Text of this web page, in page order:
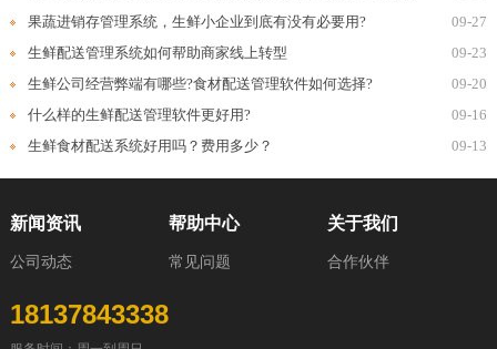
09-27
果蔬进销存管理系统，生鲜小企业到底有没有必要用?
09-23
生鲜配送管理系统如何帮助商家线上转型
09-20
生鲜公司经营弊端有哪些?食材配送管理软件如何选择?
09-16
什么样的生鲜配送管理软件更好用?
09-13
生鲜食材配送系统好用吗？费用多少？
新闻资讯
公司动态
帮助中心
常见问题
关于我们
合作伙伴
18137843338